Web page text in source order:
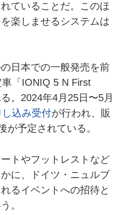
ていることだ。このほ
楽しませるシステムは
日本での一般発売を前
「IONIQ 5 N First
。2024年4月25日〜5月
込み受付が行われ、販
が予定されている。
トやフットレストなど
に、ドイツ・ニュルブ
るイベントへの招待と
。